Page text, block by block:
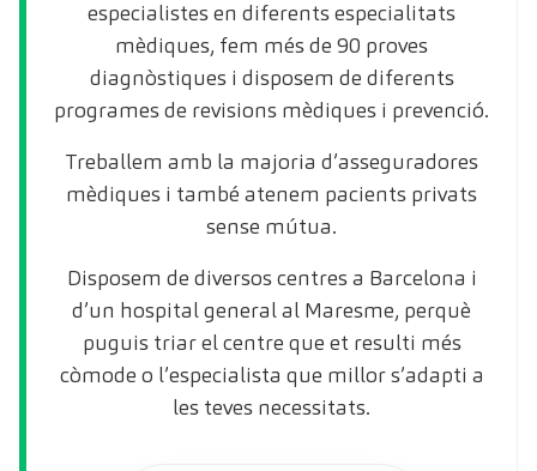
especialistes en diferents especialitats
mèdiques, fem més de 90 proves
diagnòstiques i disposem de diferents
programes de revisions mèdiques i prevenció.
Treballem amb la majoria d’asseguradores
mèdiques i també atenem pacients privats
sense mútua.
Disposem de diversos centres a Barcelona i
d’un hospital general al Maresme, perquè
puguis triar el centre que et resulti més
còmode o l’especialista que millor s’adapti a
les teves necessitats.